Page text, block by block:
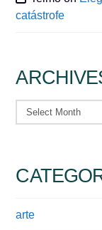
catástrofe
Archives
arte